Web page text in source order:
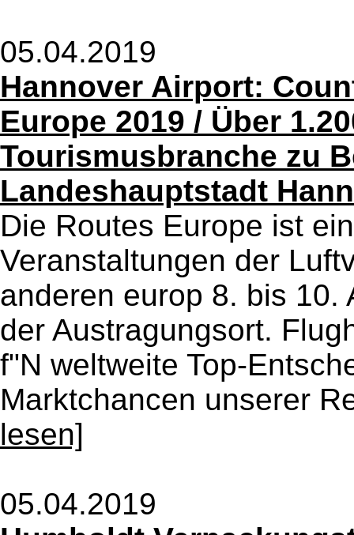
05.04.2019
Hannover Airport:
Europe 2019 / Über
Tourismusbranche zu
Landeshauptstadt
Die Routes Europe ist
Veranstaltungen der
anderen europ 8. bis 10.
der Austragungsort.
f"N weltweite Top-
Marktchancen unserer
lesen]
05.04.2019